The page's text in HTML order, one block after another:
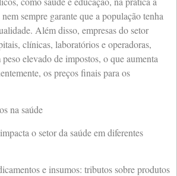
nem sempre garante que a população tenha
Além disso, empresas do setor
clínicas, laboratórios e operadoras,
elevado de impostos, o que aumenta
os preços finais para os
na saúde
o setor da saúde em diferentes
e insumos: tributos sobre produtos